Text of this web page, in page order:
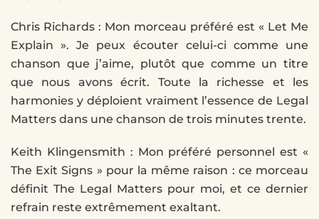
Chris Richards : Mon morceau préféré est « Let Me
Explain ». Je peux écouter celui-ci comme une
chanson que j’aime, plutôt que comme un titre
que nous avons écrit. Toute la richesse et les
harmonies y déploient vraiment l’essence de Legal
Matters dans une chanson de trois minutes trente.
Keith Klingensmith : Mon préféré personnel est «
The Exit Signs » pour la même raison : ce morceau
définit The Legal Matters pour moi, et ce dernier
refrain reste extrêmement exaltant.